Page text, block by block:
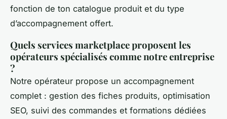
fonction de ton catalogue produit et du type
d’accompagnement offert.
Quels services marketplace proposent les
opérateurs spécialisés comme notre entreprise
?
Notre opérateur propose un accompagnement
complet : gestion des fiches produits, optimisation
SEO, suivi des commandes et formations dédiées